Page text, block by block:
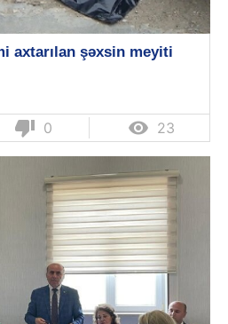
axtarılan şəxsin meyiti
thumb_down 0  23